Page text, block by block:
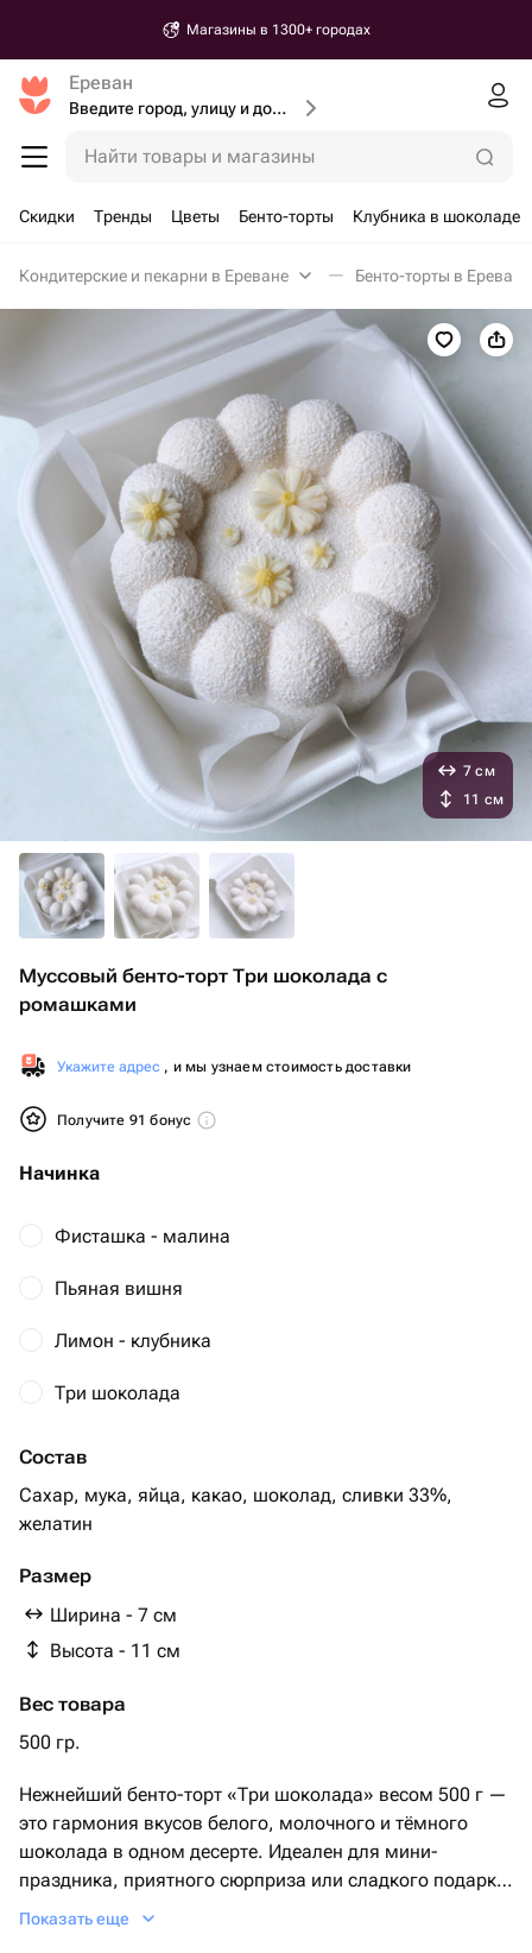
Магазины в 1300+ городах
Ереван
Введите город, улицу и дом доставки
Найти товары и магазины
Скидки Тренды Цветы Бенто-торты Клубника в шоколаде
Кондитерские и пекарни в Ереване Бенто-торты в Ереване
Муссовый бенто-торт Три шоколада с
ромашками
Укажите адрес , и мы узнаем стоимость доставки
Получите 91 бонус
Начинка
Фисташка - малина
Пьяная вишня
Лимон - клубника
Три шоколада
Состав
Сахар, мука, яйца, какао, шоколад, сливки 33%,
желатин
Размер
Ширина - 7 см
Высота - 11 см
Вес товара
500 гр.
7 см
11 см
Нежнейший бенто-торт «Три шоколада» весом 500 г —
это гармония вкусов белого, молочного и тёмного
шоколада в одном десерте. Идеален для мини-
праздника, приятного сюрприза или сладкого подарка
без повода.
Показать еще